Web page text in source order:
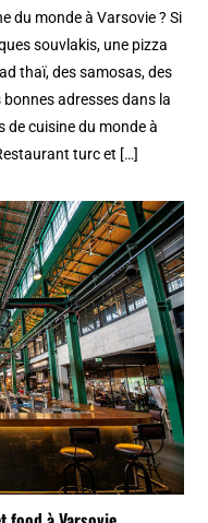
du monde à Varsovie ? Si
souvlakis, une pizza
thaï, des samosas, des
adresses dans la
cuisine du monde à
turc et […]